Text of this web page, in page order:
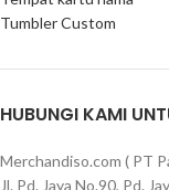
Tumbler Custom
HUBUNGI KAMI
Merchandiso.com ( PT
Jl. Pd. Jaya No.90, Pd.